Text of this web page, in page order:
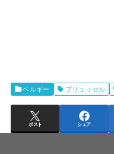
ベルギー ブリュッセル
ポスト シェア